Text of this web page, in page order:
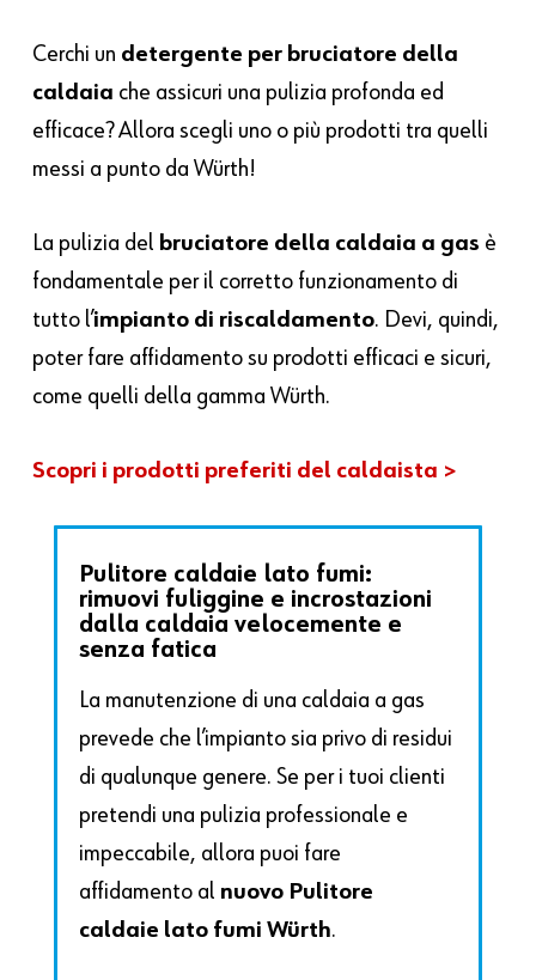
Cerchi un detergente per bruciatore della
caldaia che assicuri una pulizia profonda ed
efficace? Allora scegli uno o più prodotti tra quelli
messi a punto da Würth!
La pulizia del bruciatore della caldaia a gas è
fondamentale per il corretto funzionamento di
tutto l’impianto di riscaldamento. Devi, quindi,
poter fare affidamento su prodotti efficaci e sicuri,
come quelli della gamma Würth.
Scopri i prodotti preferiti del caldaista >
Pulitore caldaie lato fumi:
rimuovi fuliggine e incrostazioni
dalla caldaia velocemente e
senza fatica
La manutenzione di una caldaia a gas
prevede che l’impianto sia privo di residui
di qualunque genere. Se per i tuoi clienti
pretendi una pulizia professionale e
impeccabile, allora puoi fare
affidamento al nuovo Pulitore
caldaie lato fumi Würth.